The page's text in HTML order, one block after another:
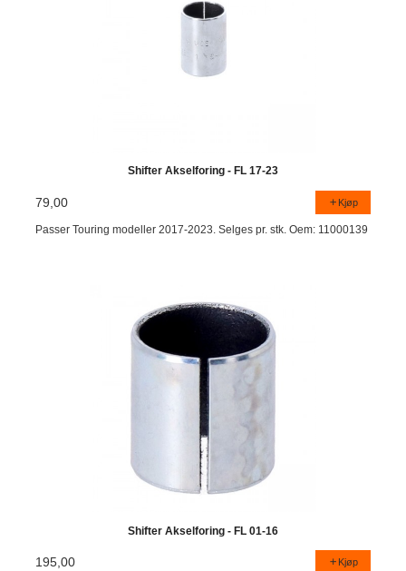
Shifter Akselforing - FL 17-23
79,00 Kjøp
Passer Touring modeller 2017-2023. Selges pr. stk. Oem: 11000139
Shifter Akselforing - FL 01-16
195,00 Kjøp